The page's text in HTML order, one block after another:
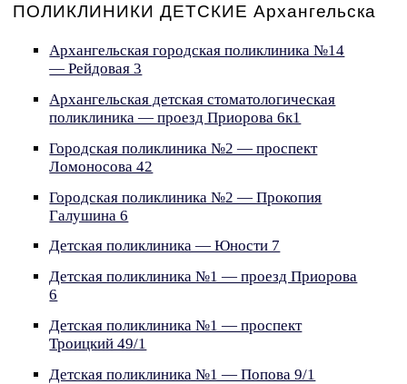
ПОЛИКЛИНИКИ ДЕТСКИЕ Архангельска
Архангельская городская поликлиника №14
— Рейдовая 3
Архангельская детская стоматологическая
поликлиника — проезд Приорова 6к1
Городская поликлиника №2 — проспект
Ломоносова 42
Городская поликлиника №2 — Прокопия
Галушина 6
Детская поликлиника — Юности 7
Детская поликлиника №1 — проезд Приорова
6
Детская поликлиника №1 — проспект
Троицкий 49/1
Детская поликлиника №1 — Попова 9/1